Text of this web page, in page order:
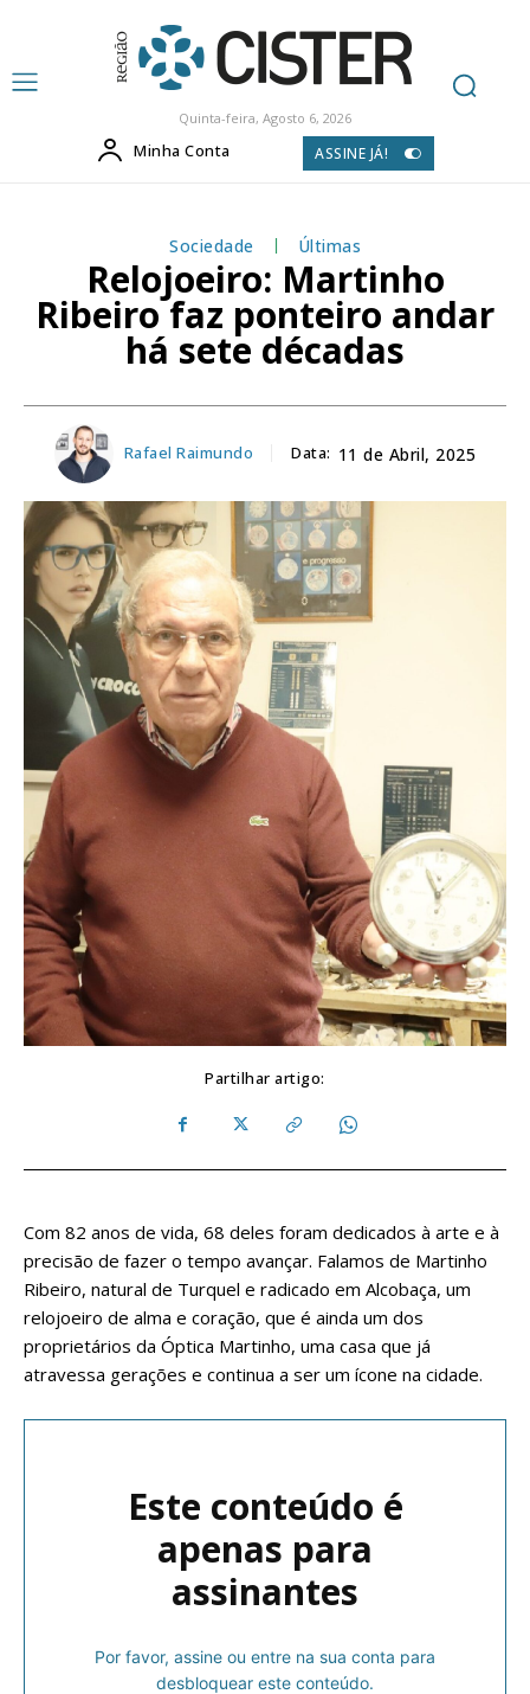
Quinta-feira, Agosto 6, 2026
Minha Conta ASSINE JÁ!
Sociedade Últimas
Relojoeiro: Martinho
Ribeiro faz ponteiro andar
há sete décadas
Rafael Raimundo Data: 11 de Abril, 2025
Partilhar artigo:
Com 82 anos de vida, 68 deles foram dedicados à arte e à
precisão de fazer o tempo avançar. Falamos de Martinho
Ribeiro, natural de Turquel e radicado em Alcobaça, um
relojoeiro de alma e coração, que é ainda um dos
proprietários da Óptica Martinho, uma casa que já
atravessa gerações e continua a ser um ícone na cidade.
Este conteúdo é
apenas para
assinantes
Por favor, assine ou entre na sua conta para
desbloquear este conteúdo.